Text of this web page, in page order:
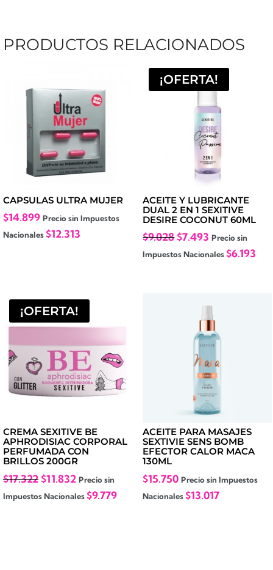
PRODUCTOS RELACIONADOS
CAPSULAS ULTRA MUJER
$14.899 Precio sin Impuestos
Nacionales$12.313
¡OFERTA!
ACEITE Y LUBRICANTE
DUAL 2 EN 1 SEXITIVE
DESIRE COCONUT 60ML
$9.028El
precio
$7.493 El
precio
Precio sin
Impuestos Nacionales$6.193
¡OFERTA!
CREMA SEXITIVE BE
APHRODISIAC CORPORAL
PERFUMADA CON
BRILLOS 200GR
$17.322El
precio
$11.832El
precio
Precio sin
Impuestos Nacionales$9.779
ACEITE PARA MASAJES
SEXTIVIE SENS BOMB
EFECTOR CALOR MACA
130ML
$15.750 Precio sin Impuestos
Nacionales$13.017